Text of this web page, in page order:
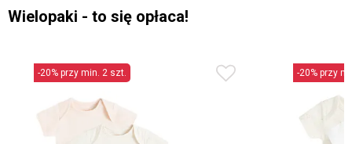
Wielopaki - to się opłaca!
-20% przy min. 2 szt. -20% przy